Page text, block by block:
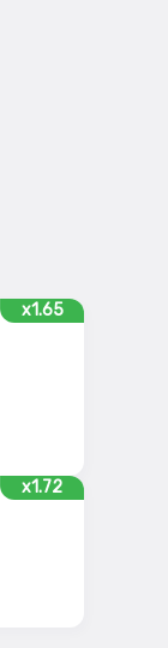
x1.65
x1.72